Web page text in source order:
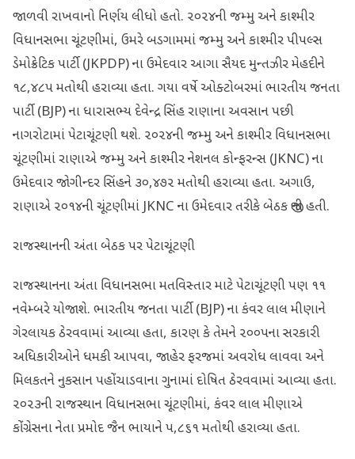
જાળવી રાખવાનો નિર્ણય લીધો હતો. ૨૦૨૪ની જમ્મુ અને કાશ્મીર
વિધાનસભા ચૂંટણીમાં, ઉમરે બડગામમાં જમ્મુ અને કાશ્મીર પીપલ્સ
ડેમોક્રેટિક પાર્ટી (JKPDP) ના ઉમેદવાર આગા સૈયદ મુન્તઝીર મેહદીને
૧૮,૪૮૫ મતોથી હરાવ્યા હતા. ગયા વર્ષે ઓક્ટોબરમાં ભારતીય જનતા
પાર્ટી (BJP) ના ધારાસભ્ય દેવેન્દ્ર સિંહ રાણાના અવસાન પછી
નાગરોટામાં પેટાચૂંટણી થશે. ૨૦૨૪ની જમ્મુ અને કાશ્મીર વિધાનસભા
ચૂંટણીમાં રાણાએ જમ્મુ અને કાશ્મીર નેશનલ કોન્ફરન્સ (JKNC) ના
ઉમેદવાર જોગીન્દર સિંહને ૩૦,૪૭૨ મતોથી હરાવ્યા હતા. અગાઉ,
રાણાએ ૨૦૧૪ની ચૂંટણીમાં JKNC ના ઉમેદવાર તરીકે બેઠક જીતી હતી.
રાજસ્થાનની અંતા બેઠક પર પેટાચૂંટણી
રાજસ્થાનના અંતા વિધાનસભા મતવિસ્તાર માટે પેટાચૂંટણી પણ ૧૧
નવેમ્બરે યોજાશે. ભારતીય જનતા પાર્ટી (BJP) ના કંવર લાલ મીણાને
ગેરલાયક ઠેરવવામાં આવ્યા હતા, કારણ કે તેમને ૨૦૦૫ના સરકારી
અધિકારીઓને ધમકી આપવા, જાહેર ફરજમાં અવરોધ લાવવા અને
મિલકતને નુકસાન પહોંચાડવાના ગુનામાં દોષિત ઠેરવવામાં આવ્યા હતા.
૨૦૨૩ની રાજસ્થાન વિધાનસભા ચૂંટણીમાં, કંવર લાલ મીણાએ
કોંગ્રેસના નેતા પ્રમોદ જૈન ભાયાને ૫,૮૬૧ મતોથી હરાવ્યા હતા.